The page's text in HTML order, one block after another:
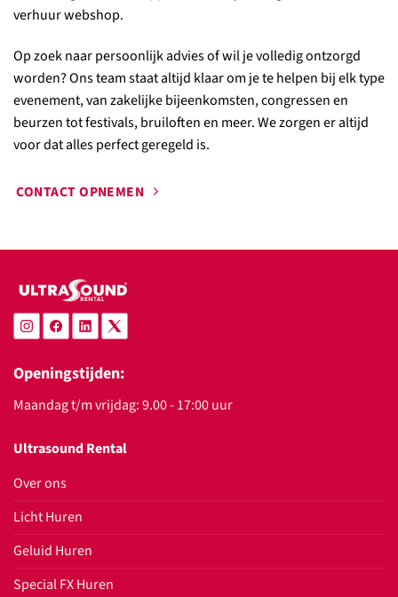
verhuur webshop.
Op zoek naar persoonlijk advies of wil je volledig ontzorgd
worden? Ons team staat altijd klaar om je te helpen bij elk type
evenement, van zakelijke bijeenkomsten, congressen en
beurzen tot festivals, bruiloften en meer. We zorgen er altijd
voor dat alles perfect geregeld is.
CONTACT OPNEMEN
Openingstijden:
Maandag t/m vrijdag: 9.00 - 17:00 uur
Ultrasound Rental
Over ons
Licht Huren
Geluid Huren
Special FX Huren